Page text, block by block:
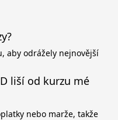
aby odrážely nejnovější
liší od kurzu mé
nebo marže, takže